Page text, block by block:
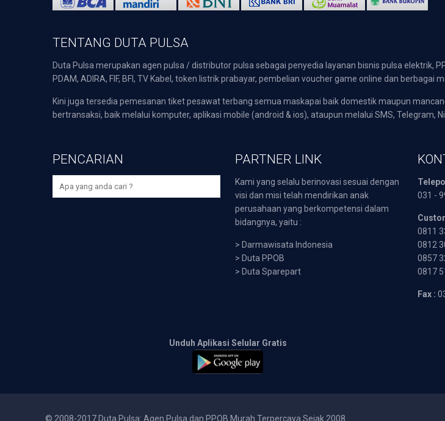
TENTANG DUTA PULSA
Duta Pulsa merupakan agen pulsa / distributor pulsa sebagai penyedia layanan bisnis pulsa elektrik,
PDAM, ADIRA, FIF, BFI, TV Kabel, token listrik prabayar, pembelian voucher game online dan berbagai
Kini juga tersedia pemesanan tiket pesawat terbang semua maskapai baik domestik maupun
bertransaksi, baik melalui komputer, aplikasi mobile (android & ios), ataupun melalui SMS, Telegram,
PENCARIAN PARTNER LINK
Kami yang selalu berinovasi sesuai dengan
visi dan misi telah mendirikan anak
perusahaan yang berkompetensi dalam
bidangnya, yaitu :
>Darmawisata Indonesia
>Duta PPOB
>Duta Sparepart
031 -
0811
0812
0857
0817
Fax :
Unduh Aplikasi Selular Gratis
© 2008-2017 Duta Pulsa: Agen Pulsa dan PPOB Murah Terpercaya Sejak 2008